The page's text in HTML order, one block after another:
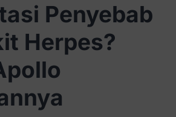
Penyebab
Herpes?